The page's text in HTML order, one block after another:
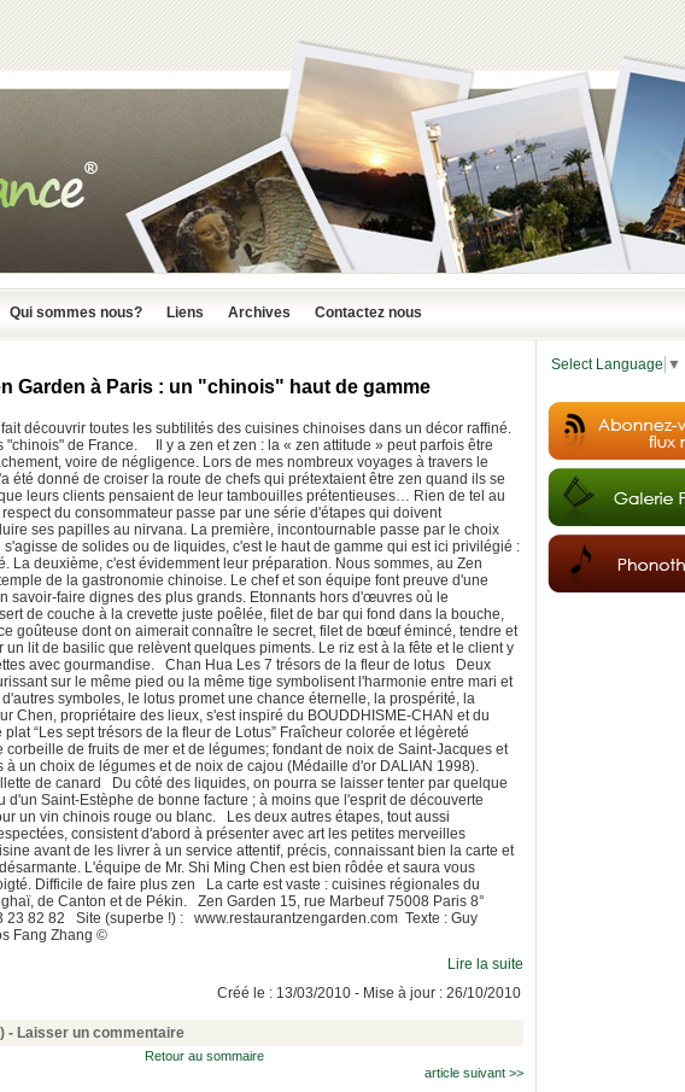
Qui sommes nous? Liens Archives Contactez nous
Garden à Paris : un "chinois" haut de gamme
découvrir toutes les subtilités des cuisines chinoises dans un décor raffiné.
"chinois" de France. Il y a zen et zen : la « zen attitude » peut parfois être
voire de négligence. Lors de mes nombreux voyages à travers le
été donné de croiser la route de chefs qui prétextaient être zen quand ils se
leurs clients pensaient de leur tambouilles prétentieuses… Rien de tel au
du consommateur passe par une série d'étapes qui doivent
ses papilles au nirvana. La première, incontournable passe par le choix
s'agisse de solides ou de liquides, c'est le haut de gamme qui est ici privilégié :
La deuxième, c'est évidemment leur préparation. Nous sommes, au Zen
de la gastronomie chinoise. Le chef et son équipe font preuve d'une
savoir-faire dignes des plus grands. Etonnants hors d'œuvres où le
de couche à la crevette juste poêlée, filet de bar qui fond dans la bouche,
goûteuse dont on aimerait connaître le secret, filet de bœuf émincé, tendre et
un lit de basilic que relèvent quelques piments. Le riz est à la fête et le client y
avec gourmandise. Chan Hua Les 7 trésors de la fleur de lotus Deux
sur le même pied ou la même tige symbolisent l'harmonie entre mari et
symboles, le lotus promet une chance éternelle, la prospérité, la
Chen, propriétaire des lieux, s'est inspiré du BOUDDHISME-CHAN et du
plat “Les sept trésors de la fleur de Lotus” Fraîcheur colorée et légèreté
corbeille de fruits de mer et de légumes; fondant de noix de Saint-Jacques et
à un choix de légumes et de noix de cajou (Médaille d'or DALIAN 1998).
de canard Du côté des liquides, on pourra se laisser tenter par quelque
d'un Saint-Estèphe de bonne facture ; à moins que l'esprit de découverte
un vin chinois rouge ou blanc. Les deux autres étapes, tout aussi
consistent d'abord à présenter avec art les petites merveilles
avant de les livrer à un service attentif, précis, connaissant bien la carte et
L'équipe de Mr. Shi Ming Chen est bien rôdée et saura vous
Difficile de faire plus zen La carte est vaste : cuisines régionales du
de Canton et de Pékin. Zen Garden 15, rue Marbeuf 75008 Paris 8°
23 82 82 Site (superbe !) : www.restaurantzengarden.com Texte : Guy
Fang Zhang ©
Lire la suite
Créé le : 13/03/2010 - Mise à jour : 26/10/2010
- Laisser un commentaire
Retour au sommaire
article suivant >>
Select Language ▼